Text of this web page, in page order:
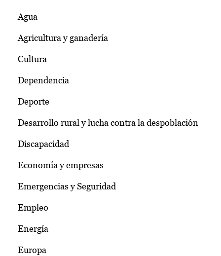
Agua
Agricultura y ganadería
Cultura
Dependencia
Deporte
Desarrollo rural y lucha contra la despoblación
Discapacidad
Economía y empresas
Emergencias y Seguridad
Empleo
Energía
Europa